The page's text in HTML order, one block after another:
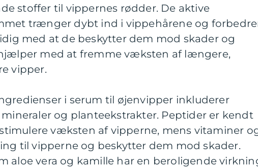
stoffer til vippernes rødder. De aktive
trænger dybt ind i vippehårene og
med at de beskytter dem mod skader og
med at fremme væksten af længere,
vipper.
i serum til øjenvipper inkluderer
og planteekstrakter. Peptider er kendt
væksten af vipperne, mens vitaminer
til vipperne og beskytter dem mod skader.
aloe vera og kamille har en beroligende